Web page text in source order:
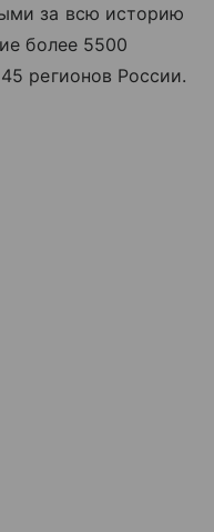
за всю историю
более 5500
регионов России.